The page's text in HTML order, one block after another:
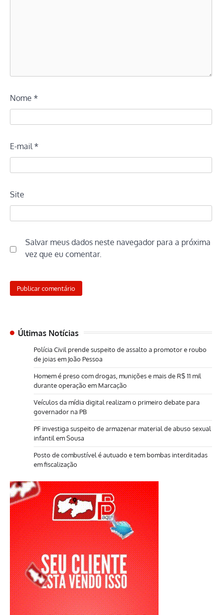
Nome *
E-mail*
Site
Salvar meus dados neste navegador para a próxima
vez que eu comentar.
Últimas Notícias
Polícia Civil prende suspeito de assalto a promotor e roubo
de joias em João Pessoa
Homem é preso com drogas, munições e mais de R$ 11 mil
durante operação em Marcação
Veículos da mídia digital realizam o primeiro debate para
governador na PB
PF investiga suspeito de armazenar material de abuso sexual
infantil em Sousa
Posto de combustível é autuado e tem bombas interditadas
em fiscalização